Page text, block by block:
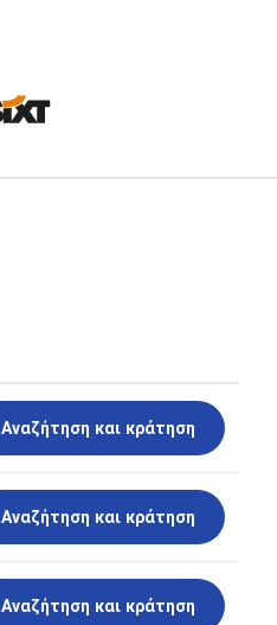
Αναζήτηση και κράτηση
Αναζήτηση και κράτηση
Αναζήτηση και κράτηση